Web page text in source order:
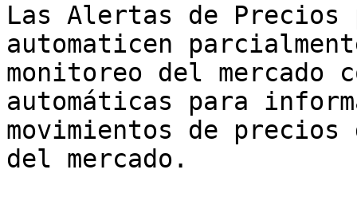
Las Alertas de
automaticen
monitoreo del mercado
automáticas para
movimientos de
del mercado.